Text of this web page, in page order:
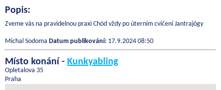
Popis:
Zveme vás na pravidelnou praxi Chöd vždy po úterním cvičení Jantrajógy
Michal Sodoma Datum publikování: 17.9.2024 08:50
Místo konání - Kunkyabling
Opletalova 35
Praha